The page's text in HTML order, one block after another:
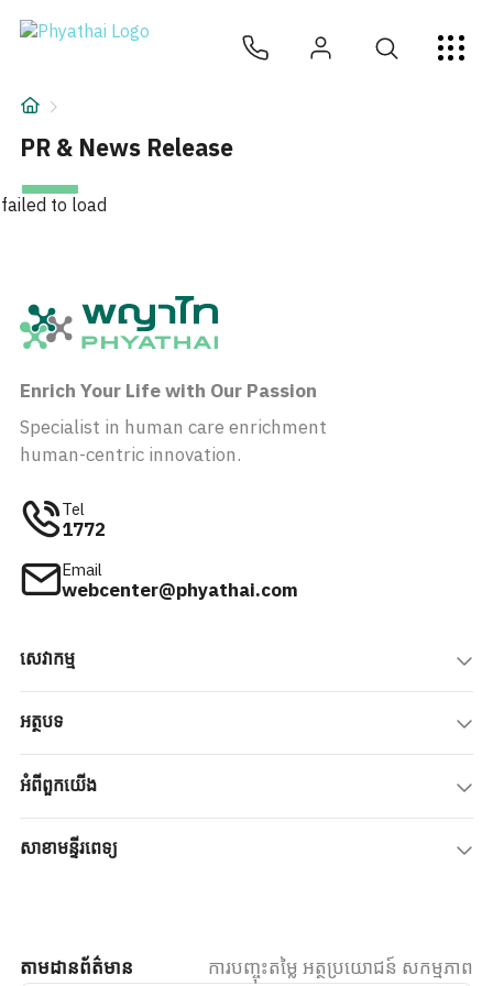
KM ไทย English
អំពីពួកយើង
PR & News Release
failed to load
Enrich Your Life with Our Passion
Specialist in human care enrichment
human-centric innovation.
Tel
1772
Email
webcenter@phyathai.com
សេវាកម្ម
អត្ថបទ
អំពីពួកយើង
សាខាមន្ទីរពេទ្យ
តាមដានព័ត៌មាន ការបញ្ចុះតម្លៃ អត្ថប្រយោជន៍ សកម្មភាព